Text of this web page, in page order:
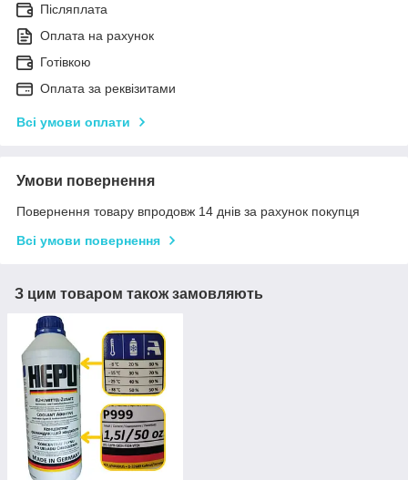
Післяплата
Оплата на рахунок
Готівкою
Оплата за реквізитами
Всі умови оплати
Умови повернення
Повернення товару впродовж 14 днів за рахунок покупця
Всі умови повернення
З цим товаром також замовляють